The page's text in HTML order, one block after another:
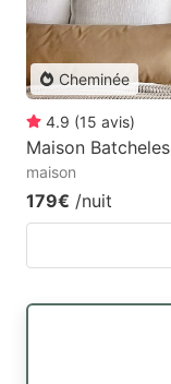
Cheminée
4.9 (15 avis)
Maison Batcheles
maison
179€ /nuit